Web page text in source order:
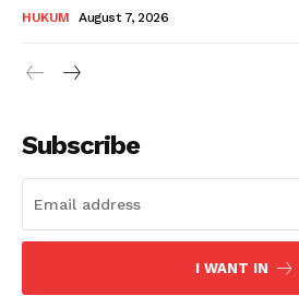
HUKUM August 7, 2026
Subscribe
I WANT IN